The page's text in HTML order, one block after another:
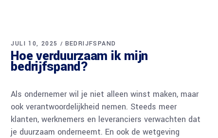
JULI 10, 2025 BEDRIJFSPAND
Hoe verduurzaam ik mijn
bedrijfspand?
Als ondernemer wil je niet alleen winst maken, maar
ook verantwoordelijkheid nemen. Steeds meer
klanten, werknemers en leveranciers verwachten dat
je duurzaam onderneemt. En ook de wetgeving